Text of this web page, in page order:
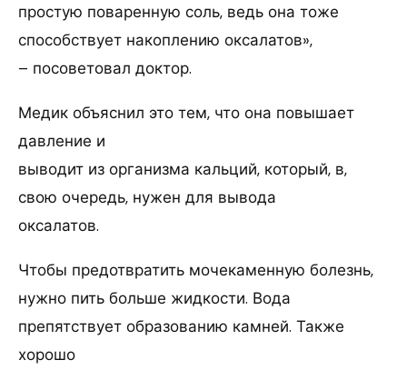
простую поваренную соль, ведь она тоже
способствует накоплению оксалатов»,
– посоветовал доктор.
Медик объяснил это тем, что она повышает
давление и
выводит из организма кальций, который, в,
свою очередь, нужен для вывода
оксалатов.
Чтобы предотвратить мочекаменную болезнь,
нужно пить больше жидкости. Вода
препятствует образованию камней. Также
хорошо